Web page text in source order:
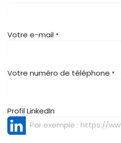
Votre e-mail *
Votre numéro de téléphone *
Profil LinkedIn